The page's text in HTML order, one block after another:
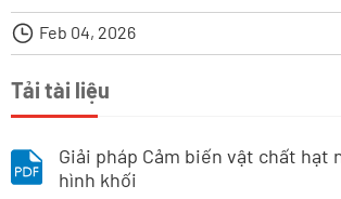
 Feb 04, 2026
Tải tài liệu
Giải pháp Cảm biến vật chất hạt
hình khối